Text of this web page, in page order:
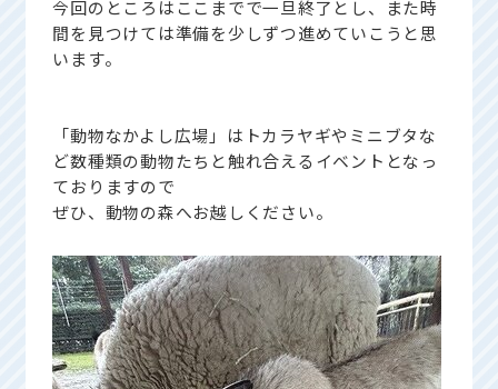
今回のところはここまでで一旦終了とし、また時
間を見つけては準備を少しずつ進めていこうと思
います。
「動物なかよし広場」はトカラヤギやミニブタな
ど数種類の動物たちと触れ合えるイベントとなっ
ておりますので
ぜひ、動物の森へお越しください。